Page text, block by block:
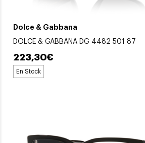
Dolce & Gabbana
DOLCE & GABBANA DG 4482 501 87
223,30€
En Stock